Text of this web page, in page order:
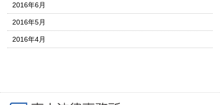
2016年6月
2016年5月
2016年4月